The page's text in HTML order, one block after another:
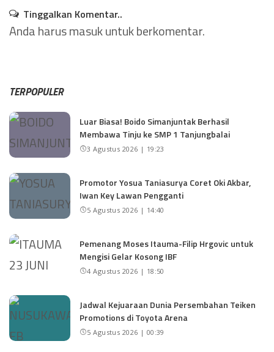
Tinggalkan Komentar..
Anda harusmasukuntuk berkomentar.
TERPOPULER
Luar Biasa! Boido Simanjuntak Berhasil
Membawa Tinju ke SMP 1 Tanjungbalai
3 Agustus 2026 | 19:23
Promotor Yosua Taniasurya Coret Oki Akbar,
Iwan Key Lawan Pengganti
5 Agustus 2026 | 14:40
Pemenang Moses Itauma-Filip Hrgovic untuk
Mengisi Gelar Kosong IBF
4 Agustus 2026 | 18:50
Jadwal Kejuaraan Dunia Persembahan Teiken
Promotions di Toyota Arena
5 Agustus 2026 | 00:39